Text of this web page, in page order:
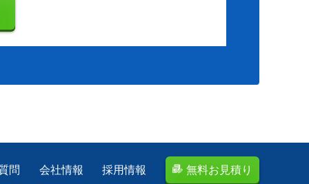
問 会社情報 採用情報 無料お見積り